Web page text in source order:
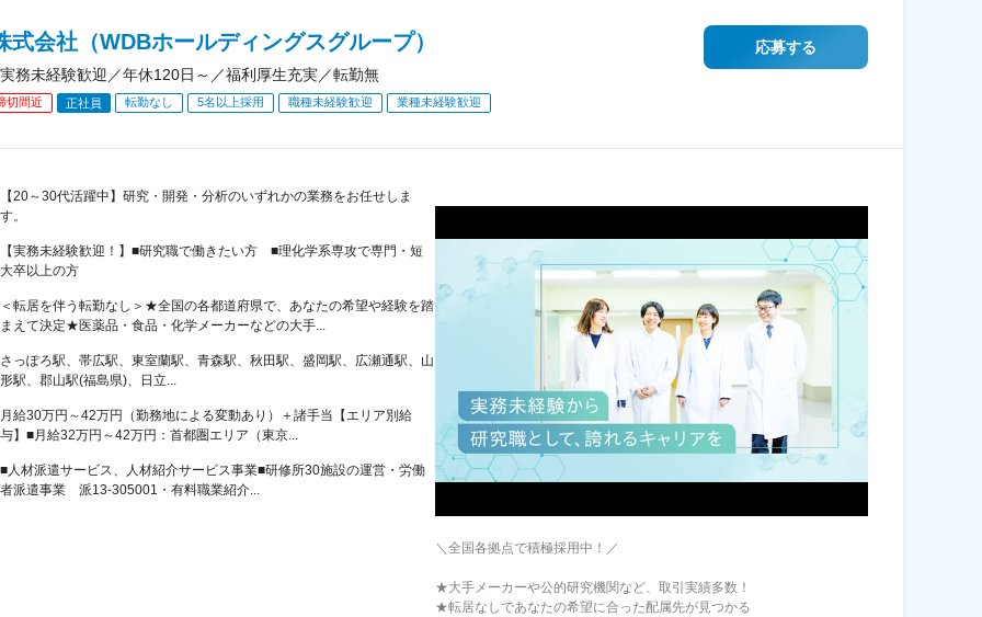
式会社（WDBホールディングスグループ）
務未経験歓迎／年休120日～／福利厚生充実／転勤無
切間近 正社員 転勤なし 5名以上採用 職種未経験歓迎 業種未経験歓迎
応募する
【20～30代活躍中】研究・開発・分析のいずれかの業務をお任せしま
す。
【実務未経験歓迎！】■研究職で働きたい方 ■理化学系専攻で専門・短
大卒以上の方
＜転居を伴う転勤なし＞★全国の各都道府県で、あなたの希望や経験を踏
まえて決定★医薬品・食品・化学メーカーなどの大手...
さっぽろ駅、帯広駅、東室蘭駅、青森駅、秋田駅、盛岡駅、広瀬通駅、山
形駅、郡山駅(福島県)、日立...
月給30万円～42万円（勤務地による変動あり）＋諸手当【エリア別給
与】■月給32万円～42万円：首都圏エリア（東京...
■人材派遣サービス、人材紹介サービス事業■研修所30施設の運営・労働
者派遣事業 派13-305001・有料職業紹介...
＼全国各拠点で積極採用中！／
★大手メーカーや公的研究機関など、取引実績多数！
★転居なしであなたの希望に合った配属先が見つかる